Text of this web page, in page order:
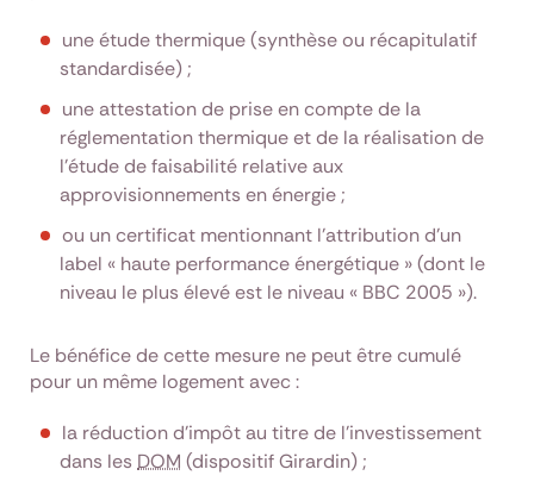
une étude thermique (synthèse ou récapitulatif
standardisée) ;
une attestation de prise en compte de la
réglementation thermique et de la réalisation de
l’étude de faisabilité relative aux
approvisionnements en énergie ;
ou un certificat mentionnant l’attribution d’un
label « haute performance énergétique » (dont le
niveau le plus élevé est le niveau « BBC 2005 »).
Le bénéfice de cette mesure ne peut être cumulé
pour un même logement avec :
la réduction d’impôt au titre de l'investissement
dans les DOM (dispositif Girardin) ;